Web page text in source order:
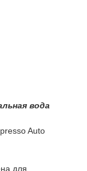
вода
Auto
для